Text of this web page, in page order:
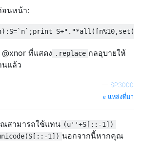
นหน้า:
): S=` n`;print S+"."*all ([n%10,set (
ที่แสดง .replace กลอุบายให้
แล้ว
— SP3000
แหล่งที่มา
สามารถใช้แทน (u''+S[::-1])
1]) นอกจากนี้หากคุณ